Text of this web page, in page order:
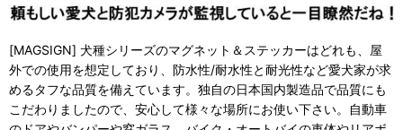
[MAGSIGN] 犬種シリーズのマグネット＆ステッカーはどれも、屋
外での使用を想定しており、防水性/耐水性と耐光性など愛犬家が求
めるタフな品質を備えています。独自の日本国内製造品で品質にも
こだわりましたので、安心して様々な場所にお使い下さい。自動車